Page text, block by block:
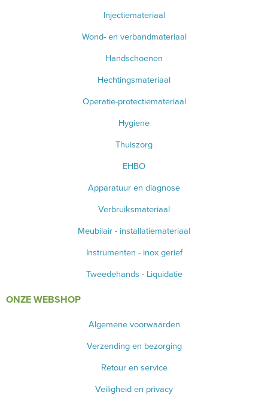
INSTRUMENTEN - INOX GERIEF
PRODUCT NIET GEVONDEN?
Injectiemateriaal
Wond- en verbandmateriaal
Handschoenen
Hechtingsmateriaal
Operatie-protectiemateriaal
Hygiene
Thuiszorg
EHBO
Apparatuur en diagnose
Verbruiksmateriaal
Meubilair - installatiemateriaal
Instrumenten - inox gerief
Tweedehands - Liquidatie
ONZE WEBSHOP
Algemene voorwaarden
Verzending en bezorging
Retour en service
Veiligheid en privacy